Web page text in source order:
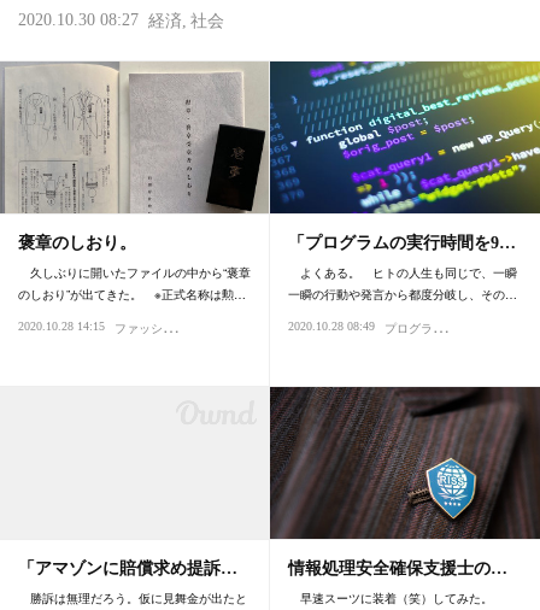
2020.10.30 08:27 経済 社会
褒章のしおり。
久しぶりに開いたファイルの中から“褒章
のしおり”が出てきた。 ※正式名称は勲…
2020.10.28 14:15 フ
ァッション・スタイル・流行 社会
「プログラムの実行時間を9…
よくある。 ヒトの人生も同じで、一瞬
一瞬の行動や発言から都度分岐し、その…
2020.10.28 08:49 プ
ログラミング
「アマゾンに賠償求め提訴…
勝訴は無理だろう。仮に見舞金が出たと
情報処理安全確保支援士の…
早速スーツに装着（笑）してみた。